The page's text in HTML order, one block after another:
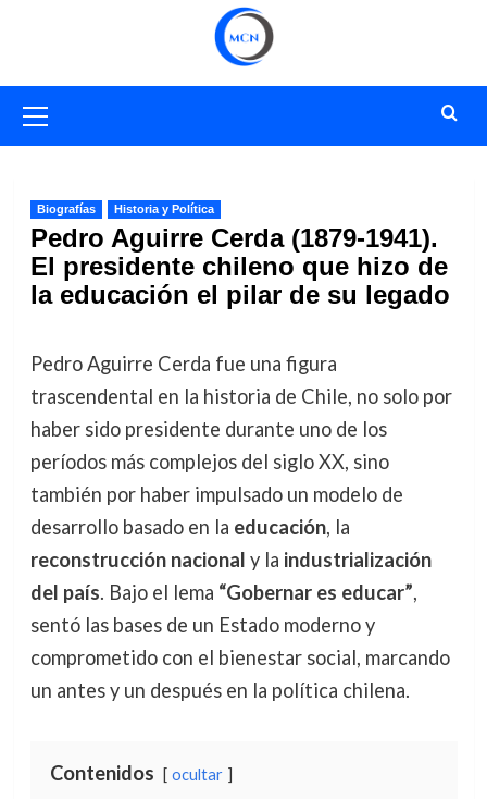
primario
Biografías Historia y Política
Pedro Aguirre Cerda (1879-1941).
El presidente chileno que hizo de
la educación el pilar de su legado
Pedro Aguirre Cerda fue una figura
trascendental en la historia de Chile, no solo por
haber sido presidente durante uno de los
períodos más complejos del siglo XX, sino
también por haber impulsado un modelo de
desarrollo basado en la educación, la
reconstrucción nacional y la industrialización
del país. Bajo el lema “Gobernar es educar”,
sentó las bases de un Estado moderno y
comprometido con el bienestar social, marcando
un antes y un después en la política chilena.
Contenidos ocultar